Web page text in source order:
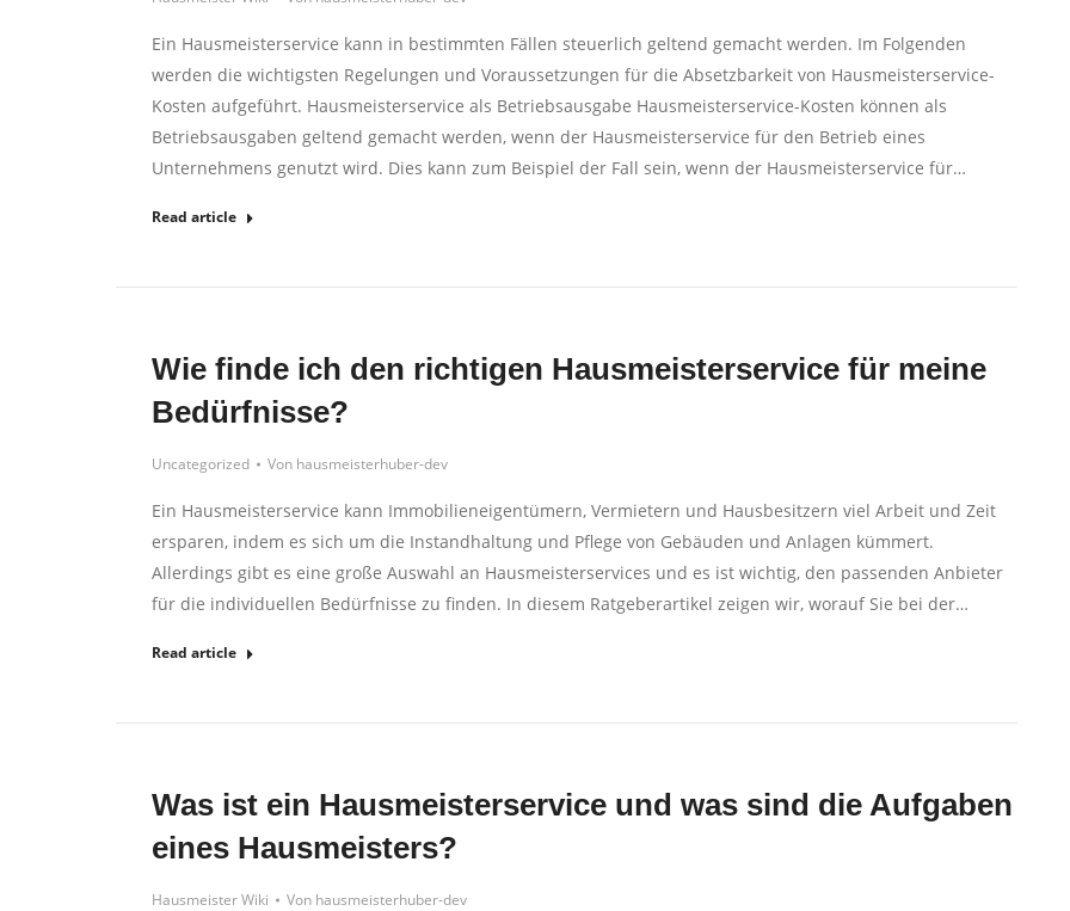
Ein Hausmeisterservice kann in bestimmten Fällen steuerlich geltend gemacht werden. Im Folgenden
werden die wichtigsten Regelungen und Voraussetzungen für die Absetzbarkeit von Hausmeisterservice-
Kosten aufgeführt. Hausmeisterservice als Betriebsausgabe Hausmeisterservice-Kosten können als
Betriebsausgaben geltend gemacht werden, wenn der Hausmeisterservice für den Betrieb eines
Unternehmens genutzt wird. Dies kann zum Beispiel der Fall sein, wenn der Hausmeisterservice für…
Read article
Wie finde ich den richtigen Hausmeisterservice für meine
Bedürfnisse?
Uncategorized Von hausmeisterhuber-dev
Ein Hausmeisterservice kann Immobilieneigentümern, Vermietern und Hausbesitzern viel Arbeit und Zeit
ersparen, indem es sich um die Instandhaltung und Pflege von Gebäuden und Anlagen kümmert.
Allerdings gibt es eine große Auswahl an Hausmeisterservices und es ist wichtig, den passenden Anbieter
für die individuellen Bedürfnisse zu finden. In diesem Ratgeberartikel zeigen wir, worauf Sie bei der…
Read article
Was ist ein Hausmeisterservice und was sind die Aufgaben
eines Hausmeisters?
Hausmeister Wiki Von hausmeisterhuber-dev